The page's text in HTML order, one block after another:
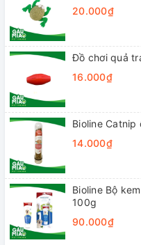
20.000₫
Đồ chơi quả
16.000₫
Bioline Catnip
14.000₫
Bioline Bộ
100g
90.000₫